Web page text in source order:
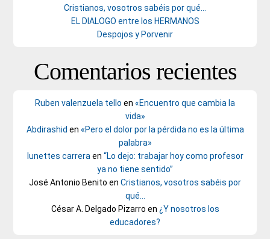
Cristianos, vosotros sabéis por qué…
EL DIALOGO entre los HERMANOS
Despojos y Porvenir
Comentarios recientes
Ruben valenzuela tello en «Encuentro que cambia la
vida»
Abdirashid en «Pero el dolor por la pérdida no es la última
palabra»
lunettes carrera en “Lo dejo: trabajar hoy como profesor
ya no tiene sentido”
José Antonio Benito en Cristianos, vosotros sabéis por
qué…
César A. Delgado Pizarro en ¿Y nosotros los
educadores?